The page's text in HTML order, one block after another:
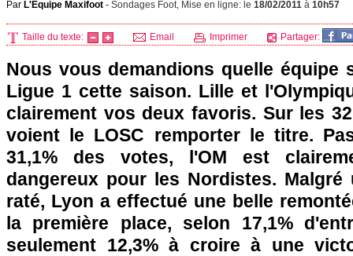
Par L'Equipe Maxifoot - Sondages Foot, Mise en ligne: le 18/02/2011 à 10h57
Taille du texte: Email Imprimer Partager:
Nous vous demandions quelle équipe
Ligue 1 cette saison. Lille et
clairement vos deux favoris. Sur les
voient le LOSC remporter le titre.
31,1% des votes, l'OM est
dangereux pour les Nordistes.
raté, Lyon a effectué une belle
la première place, selon 17,1%
seulement 12,3% à croire à une